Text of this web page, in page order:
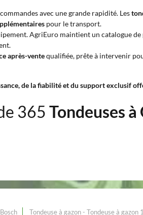
avec une grande rapidité. Les
pour le transport.
AgriEuro maintient un catalogue de
après-ventequalifiée, prête à intervenir
de la fiabilité et du support exclusif
365 Tondeuses à
Tondeuse à gazon - Tondeuse à gazon